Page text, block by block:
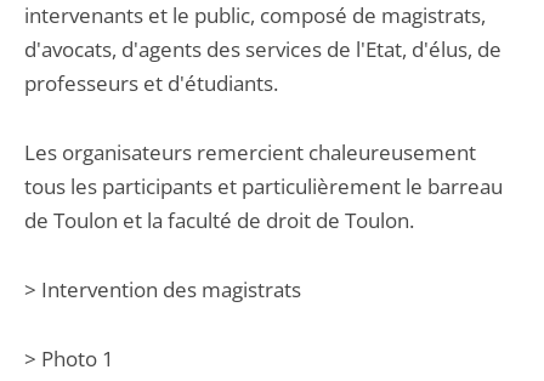
intervenants et le public, composé de magistrats,
d'avocats, d'agents des services de l'Etat, d'élus, de
professeurs et d'étudiants.
Les organisateurs remercient chaleureusement
tous les participants et particulièrement le barreau
de Toulon et la faculté de droit de Toulon.
> Intervention des magistrats
> Photo 1